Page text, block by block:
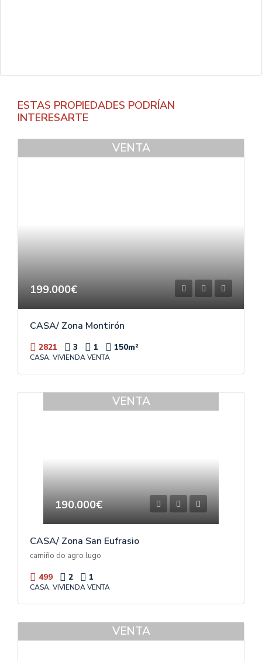
ESTAS PROPIEDADES PODRÍAN
INTERESARTE
VENTA
199.000€
CASA/ Zona Montirón
2821 3 1 150m²
CASA, VIVIENDA VENTA
VENTA
190.000€
CASA/ Zona San Eufrasio
camiño do agro lugo
499 2 1
CASA, VIVIENDA VENTA
VENTA